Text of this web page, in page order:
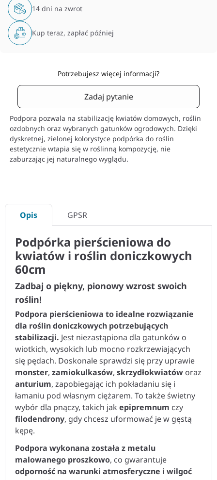
14 dni na zwrot
Kup teraz, zapłać później
Potrzebujesz więcej informacji?
Zadaj pytanie
Podpora pozwala na stabilizację kwiatów domowych, roślin
ozdobnych oraz wybranych gatunków ogrodowych. Dzięki
dyskretnej, zielonej kolorystyce podpórka do roślin
estetycznie wtapia się w roślinną kompozycję, nie
zaburzając jej naturalnego wyglądu.
Opis GPSR
Podpórka pierścieniowa do
kwiatów i roślin doniczkowych
60cm
Zadbaj o piękny, pionowy wzrost swoich
roślin!
Podpora pierścieniowa to idealne rozwiązanie
dla roślin doniczkowych potrzebujących
stabilizacji. Jest niezastąpiona dla gatunków o
wiotkich, wysokich lub mocno rozkrzewiających
się pędach. Doskonale sprawdzi się przy uprawie
monster, zamiokulkasów, skrzydłokwiatów oraz
anturium, zapobiegając ich pokładaniu się i
łamaniu pod własnym ciężarem. To także świetny
wybór dla pnączy, takich jak epipremnum czy
filodendrony, gdy chcesz uformować je w gęstą
kępę.
Podpora wykonana została z metalu
malowanego proszkowo, co gwarantuje
odporność na warunki atmosferyczne i wilgoć